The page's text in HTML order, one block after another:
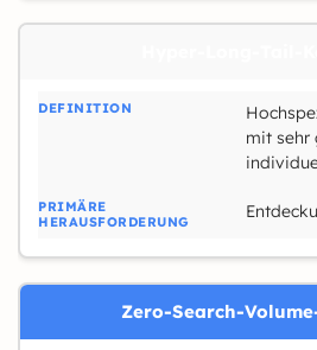
mit sehr
Zero-Search-